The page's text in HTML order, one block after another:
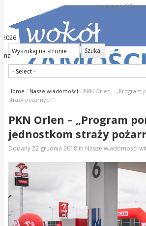
Kim jesteśmy? Co
2026
Home / Nasze wiadomości / PKN Orlen – „Program
straży pożarnych”
PKN Orlen – „Program
jednostkom straży
Dodany22 grudnia 2018in Nasze wiadomości